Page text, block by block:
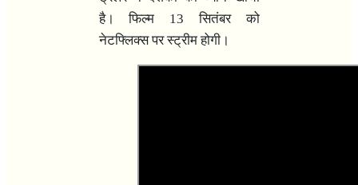
है। फिल्म 13 सितंबर को
नेटफ्लिक्स पर स्ट्रीम होगी।